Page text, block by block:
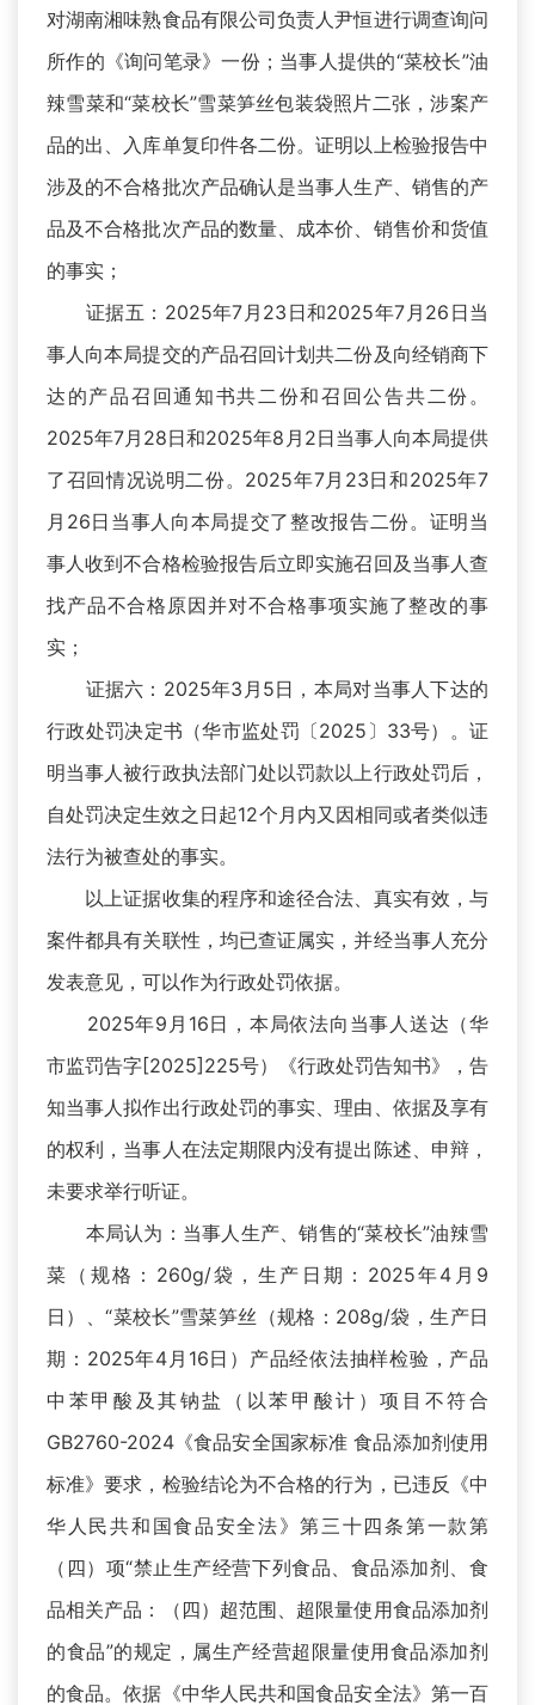
对湖南湘味熟食品有限公司负责人尹恒进行调查询问
所作的《询问笔录》一份；当事人提供的“菜校长”油
辣雪菜和“菜校长”雪菜笋丝包装袋照片二张，涉案产
品的出、入库单复印件各二份。证明以上检验报告中
涉及的不合格批次产品确认是当事人生产、销售的产
品及不合格批次产品的数量、成本价、销售价和货值
的事实；
证据五：2025年7月23日和2025年7月26日当
事人向本局提交的产品召回计划共二份及向经销商下
达的产品召回通知书共二份和召回公告共二份。
2025年7月28日和2025年8月2日当事人向本局提供
了召回情况说明二份。2025年7月23日和2025年7
月26日当事人向本局提交了整改报告二份。证明当
事人收到不合格检验报告后立即实施召回及当事人查
找产品不合格原因并对不合格事项实施了整改的事
实；
证据六：2025年3月5日，本局对当事人下达的
行政处罚决定书（华市监处罚〔2025〕33号）。证
明当事人被行政执法部门处以罚款以上行政处罚后，
自处罚决定生效之日起12个月内又因相同或者类似违
法行为被查处的事实。
以上证据收集的程序和途径合法、真实有效，与
案件都具有关联性，均已查证属实，并经当事人充分
发表意见，可以作为行政处罚依据。
2025年9月16日，本局依法向当事人送达（华
市监罚告字[2025]225号）《行政处罚告知书》，告
知当事人拟作出行政处罚的事实、理由、依据及享有
的权利，当事人在法定期限内没有提出陈述、申辩，
未要求举行听证。
本局认为：当事人生产、销售的“菜校长”油辣雪
菜（规格：260g/袋，生产日期：2025年4月9
日）、“菜校长”雪菜笋丝（规格：208g/袋，生产日
期：2025年4月16日）产品经依法抽样检验，产品
中苯甲酸及其钠盐（以苯甲酸计）项目不符合
GB2760-2024《食品安全国家标准 食品添加剂使用
标准》要求，检验结论为不合格的行为，已违反《中
华人民共和国食品安全法》第三十四条第一款第
（四）项“禁止生产经营下列食品、食品添加剂、食
品相关产品：（四）超范围、超限量使用食品添加剂
的食品”的规定，属生产经营超限量使用食品添加剂
的食品。依据《中华人民共和国食品安全法》第一百